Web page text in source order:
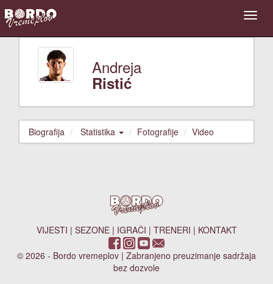
Andreja
Ristić
Biografija Statistika Fotografije Video
VIJESTI | SEZONE| IGRAČI | TRENERI | KONTAKT
© 2026 - Bordo vremeplov | Zabranjeno preuzimanje sadržaja
bez dozvole